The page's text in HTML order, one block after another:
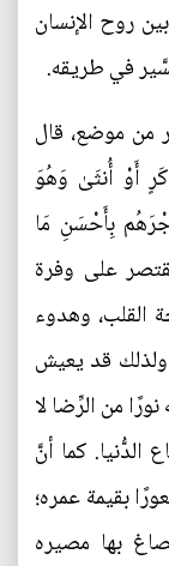
روح الإنسان
في طريقه.
من موضع، قال
أَوْ أُنثَىٰ وَهُوَ
بِأَحْسَنِ مَا
لا تقتصر على وفرة
القلب، وهدوء
ولذلك قد يعيش
من الرِّضا لا
الدُّنيا. كما أنَّ
بقيمة عمره؛
بها مصيره